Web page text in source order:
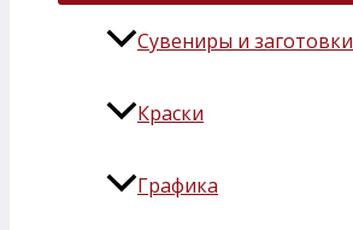
Сувениры и заготовки
Краски
Графика